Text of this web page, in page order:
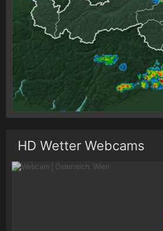
HD Wetter Webcams